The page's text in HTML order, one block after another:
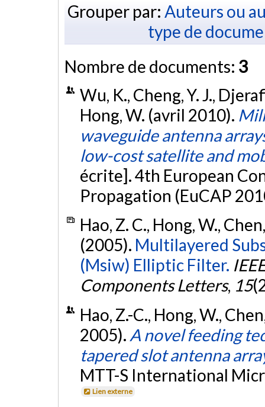
Grouper par: Auteurs ou
type de
Nombre de documents: 3
Wu, K., Cheng, Y. J.,
Hong, W. (avril 2010).
waveguide antenna
low-cost satellite and
écrite]. 4th European
Propagation (EuCAP
Hao, Z. C., Hong, W.,
(2005). Multilayered
(Msiw) Elliptic Filter.
Components Letters, 15
Hao, Z.-C., Hong, W.,
2005). A novel feeding
tapered slot antenna
MTT-S International
Lien externe